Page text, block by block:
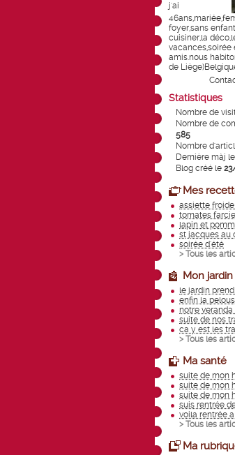
j'ai
foyer,sans
cuisiner,la
vacances,soirée
amis.nous
de
Statistiques
Nombre de
Nombre de
585
Nombre
Dernière màj le
Blog créé le
Mes
assiette froide
tomates
lapin et
st jacques au
soirée d'été
> Tous les
Mon jardin
le jardin prend
enfin la
notre veranda
suite de nos
ca y est les
> Tous les
Ma santé
suite de mon
suite de mon
suite de mon
suis rentrée
voila rentrée a
> Tous les
Ma